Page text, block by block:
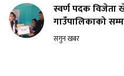
स्वर्ण पदक विजेता
गाउँपालिकाको
सगुन खबर